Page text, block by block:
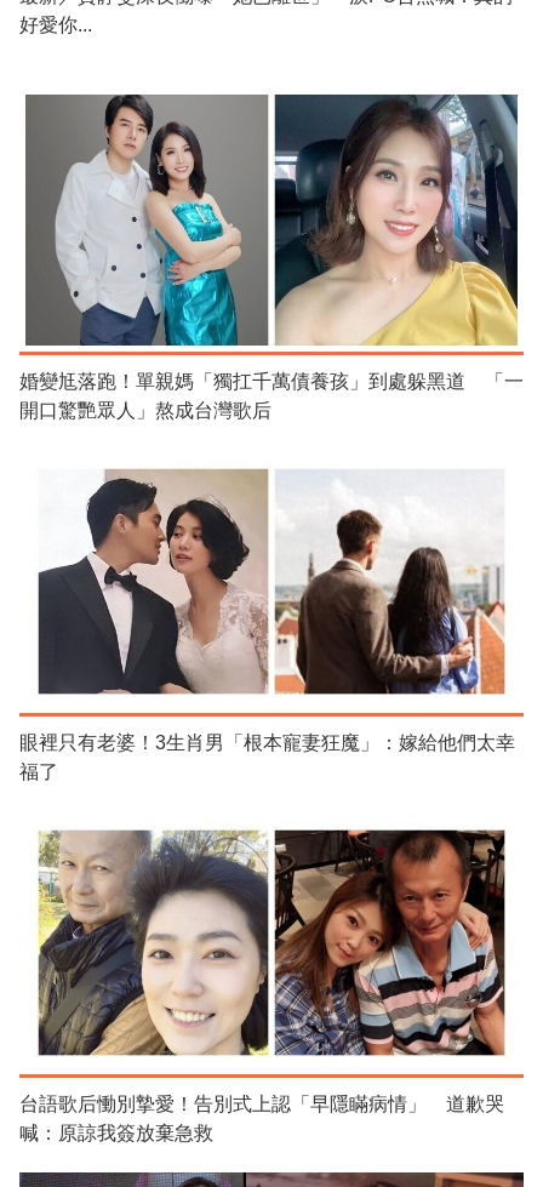
好愛你...
婚變尪落跑！單親媽「獨扛千萬債養孩」到處躲黑道 「一
開口驚艷眾人」熬成台灣歌后
眼裡只有老婆！3生肖男「根本寵妻狂魔」：嫁給他們太幸
福了
台語歌后慟別摯愛！告別式上認「早隱瞞病情」 道歉哭
喊：原諒我簽放棄急救